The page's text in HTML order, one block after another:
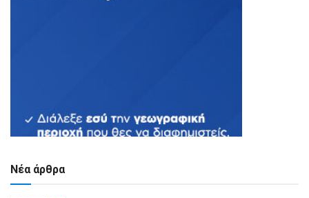
Νέα άρθρα